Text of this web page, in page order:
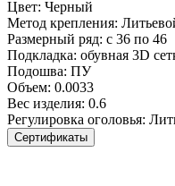
Цвет: Черный
Метод крепления:
Размерный ряд: с 36 по 46
Подкладка: обувная 3D
Подошва: ПУ
Объем: 0.0033
Вес изделия: 0.6
Регулировка оголовья:
Сертификаты